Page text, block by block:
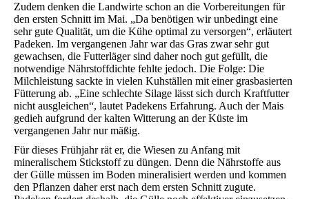
Zudem denken die Landwirte schon an die Vorbereitungen für
den ersten Schnitt im Mai. „Da benötigen wir unbedingt eine
sehr gute Qualität, um die Kühe optimal zu versorgen“, erläutert
Padeken. Im vergangenen Jahr war das Gras zwar sehr gut
gewachsen, die Futterläger sind daher noch gut gefüllt, die
notwendige Nährstoffdichte fehlte jedoch. Die Folge: Die
Milchleistung sackte in vielen Kuhställen mit einer grasbasierten
Fütterung ab. „Eine schlechte Silage lässt sich durch Kraftfutter
nicht ausgleichen“, lautet Padekens Erfahrung. Auch der Mais
gedieh aufgrund der kalten Witterung an der Küste im
vergangenen Jahr nur mäßig.
Für dieses Frühjahr rät er, die Wiesen zu Anfang mit
mineralischem Stickstoff zu düngen. Denn die Nährstoffe aus
der Gülle müssen im Boden mineralisiert werden und kommen
den Pflanzen daher erst nach dem ersten Schnitt zugute.